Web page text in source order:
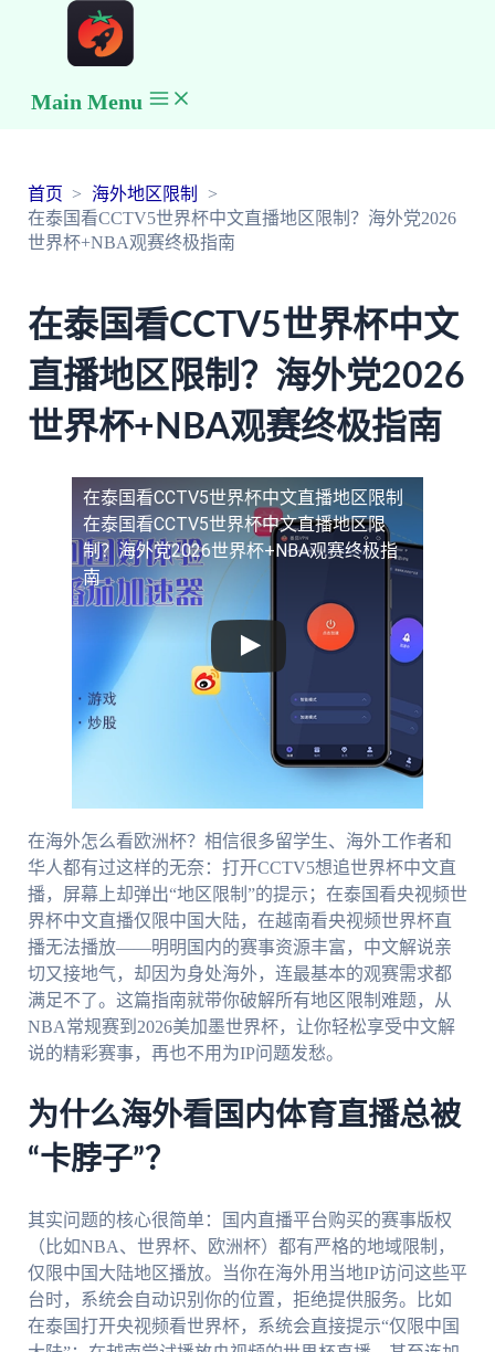
Main Menu
首页
海外地区限制
在泰国看CCTV5世界杯中文直播地区限制？海外党2026
世界杯+NBA观赛终极指南
在泰国看CCTV5世界杯中文
直播地区限制？海外党2026
世界杯+NBA观赛终极指南
在泰国看CCTV5世界杯中文直播地区限制
在泰国看CCTV5世界杯中文直播地区限
制？海外党2026世界杯+NBA观赛终极指
南
在海外怎么看欧洲杯？相信很多留学生、海外工作者和
华人都有过这样的无奈：打开CCTV5想追世界杯中文直
播，屏幕上却弹出“地区限制”的提示；在泰国看央视频世
界杯中文直播仅限中国大陆，在越南看央视频世界杯直
播无法播放——明明国内的赛事资源丰富，中文解说亲
切又接地气，却因为身处海外，连最基本的观赛需求都
满足不了。这篇指南就带你破解所有地区限制难题，从
NBA常规赛到2026美加墨世界杯，让你轻松享受中文解
说的精彩赛事，再也不用为IP问题发愁。
为什么海外看国内体育直播总被
“卡脖子”？
其实问题的核心很简单：国内直播平台购买的赛事版权
（比如NBA、世界杯、欧洲杯）都有严格的地域限制，
仅限中国大陆地区播放。当你在海外用当地IP访问这些平
台时，系统会自动识别你的位置，拒绝提供服务。比如
在泰国打开央视频看世界杯，系统会直接提示“仅限中国